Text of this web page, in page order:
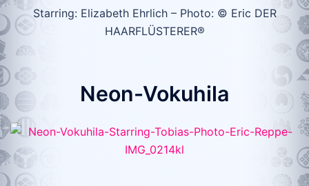
Starring: Elizabeth Ehrlich – Photo: © Eric DER
HAARFLÜSTERER®
Neon-Vokuhila